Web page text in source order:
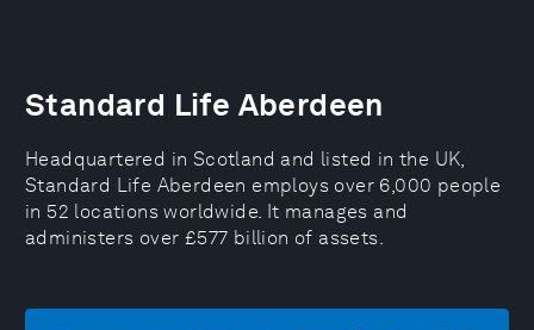
Standard Life Aberdeen
Headquartered in Scotland and listed in the UK,
Standard Life Aberdeen employs over 6,000 people
in 52 locations worldwide. It manages and
administers over £577 billion of assets.